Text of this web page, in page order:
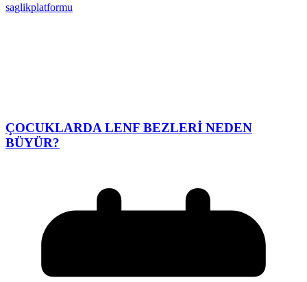
saglikplatformu
ÇOCUKLARDA LENF BEZLERİ NEDEN
BÜYÜR?